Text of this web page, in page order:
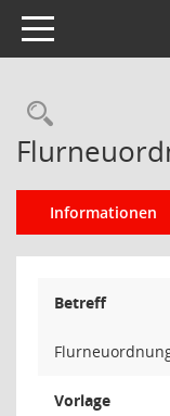
Toggle navigation
Informationen
Betreff
Vorlage